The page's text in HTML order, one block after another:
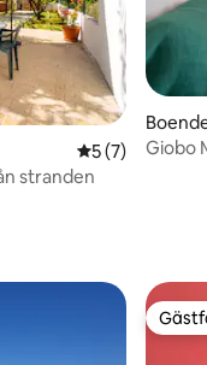
5 av 5 i
5 (7)
stranden
Giobo